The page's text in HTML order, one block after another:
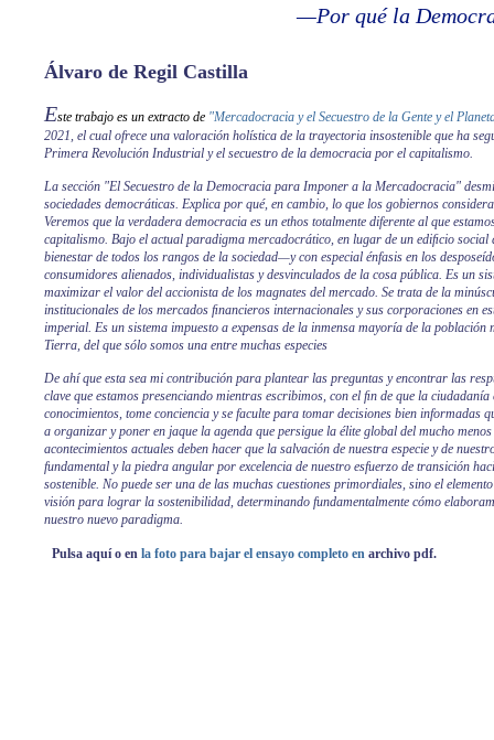
—Por qué la
Álvaro de Regil Castilla
Este trabajo es un extracto de "Mercadocracia y el Secuestro de la Gente y el
2021, el cual ofrece una valoración holística de la trayectoria insostenible que ha
Primera Revolución Industrial y el secuestro de la democracia por el capitalismo.
La sección "El Secuestro de la Democracia para Imponer a la Mercadocracia"
sociedades democráticas. Explica por qué, en cambio, lo que los gobiernos
Veremos que la verdadera democracia es un ethos totalmente diferente al que
capitalismo. Bajo el actual paradigma mercadocrático, en lugar de un ediﬁcio
bienestar de todos los rangos de la sociedad—y con especial énfasis en los
consumidores alienados, individualistas y desvinculados de la cosa pública. Es un
maximizar el valor del accionista de los magnates del mercado. Se trata de la
institucionales de los mercados ﬁnancieros internacionales y sus corporaciones en
imperial. Es un sistema impuesto a expensas de la inmensa mayoría de la población
Tierra, del que sólo somos una entre muchas especies
De ahí que esta sea mi contribución para plantear las preguntas y encontrar las
clave que estamos presenciando mientras escribimos, con el ﬁn de que la
conocimientos, tome conciencia y se faculte para tomar decisiones bien informadas
a organizar y poner en jaque la agenda que persigue la élite global del mucho
acontecimientos actuales deben hacer que la salvación de nuestra especie y de
fundamental y la piedra angular por excelencia de nuestro esfuerzo de transición
sostenible. No puede ser una de las muchas cuestiones primordiales, sino el
visión para lograr la sostenibilidad, determinando fundamentalmente cómo
nuestro nuevo paradigma.
Pulsa aquí o en la foto para bajar el ensayo completo en archivo pdf.